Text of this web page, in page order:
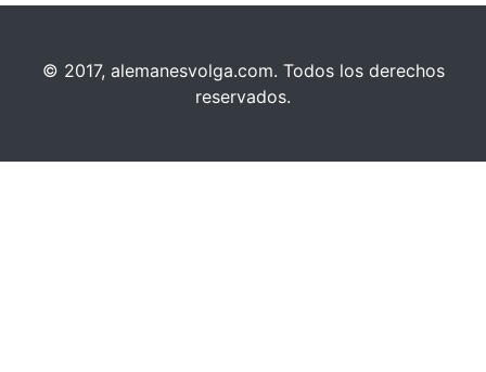
© 2017, alemanesvolga.com. Todos los derechos
reservados.